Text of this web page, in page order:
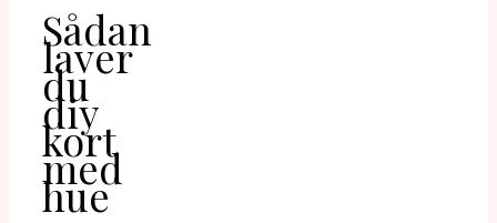
Sådan
laver
du
diy
kort
med
hue